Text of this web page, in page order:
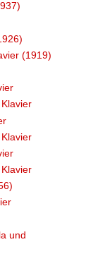
(1919)
und